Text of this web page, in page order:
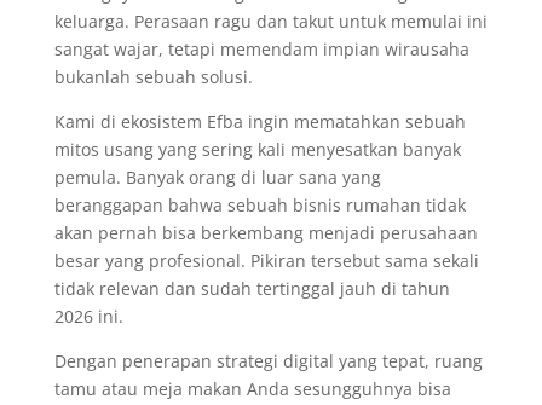
keluarga. Perasaan ragu dan takut untuk memulai ini
sangat wajar, tetapi memendam impian wirausaha
bukanlah sebuah solusi.
Kami di ekosistem Efba ingin mematahkan sebuah
mitos usang yang sering kali menyesatkan banyak
pemula. Banyak orang di luar sana yang
beranggapan bahwa sebuah bisnis rumahan tidak
akan pernah bisa berkembang menjadi perusahaan
besar yang profesional. Pikiran tersebut sama sekali
tidak relevan dan sudah tertinggal jauh di tahun
2026 ini.
Dengan penerapan strategi digital yang tepat, ruang
tamu atau meja makan Anda sesungguhnya bisa